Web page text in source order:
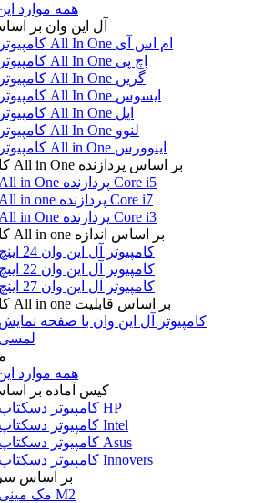
همه موارد
آل این وان بر
کامپیوتر All In One ام اس آی
کامپیوتر All In One اچ پی
کامپیوتر All In One گرین
کامپیوتر All In One ایسوس
کامپیوتر All In One اپل
کامپیوتر All In One لنوو
کامپیوتر All in One اینوورس
کامپیوتر All in One بر اساس پردازنده
All in One پردازنده Core i5
All in one پردازنده Core i7
All in One پردازنده Core i3
کامپیوتر All in one بر اساس اندازه
کامپیوتر آل این وان 24 اینچ
کامپیوتر آل این وان 22 اینچ
کامپیوتر آل این وان 27 اینچ
کامپیوتر All in one بر اساس قابلیت
کامپیوتر آل این وان با صفحه نمایش
لمسی
همه موارد
کیس آماده بر
کامپیوتر دسکتاپ HP
کامپیوتر دسکتاپ Intel
کامپیوتر دسکتاپ Asus
کامپیوتر دسکتاپ Innovers
بر اساس
مک مینی M2